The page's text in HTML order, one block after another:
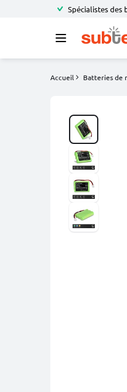
Spécialistes des
Accueil Batteries de